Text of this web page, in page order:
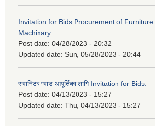
Invitation for Bids Procurement of Furniture
Machinary
Post date: 04/28/2023 - 20:32
Updated date: Sun, 05/28/2023 - 20:44
स्यानिटर प्याड आपूर्तिका लागि Invitation for Bids.
Post date: 04/13/2023 - 15:27
Updated date: Thu, 04/13/2023 - 15:27